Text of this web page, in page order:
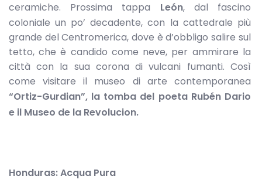
ceramiche. Prossima tappa León, dal fascino
coloniale un po’ decadente, con la cattedrale più
grande del Centromerica, dove è d’obbligo salire sul
tetto, che è candido come neve, per ammirare la
città con la sua corona di vulcani fumanti. Così
come visitare il museo di arte contemporanea
“Ortiz-Gurdian”, la tomba del poeta Rubén Dario
e il Museo de la Revolucion.
Honduras: Acqua Pura